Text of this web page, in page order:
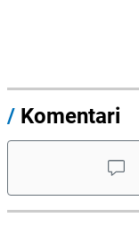
/ Komentari